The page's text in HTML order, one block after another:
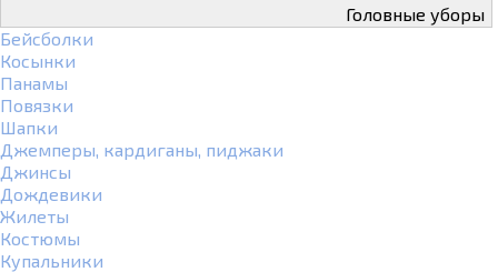
Головные уборы
Бейсболки
Косынки
Панамы
Повязки
Шапки
Джемперы, кардиганы, пиджаки
Джинсы
Дождевики
Жилеты
Костюмы
Купальники